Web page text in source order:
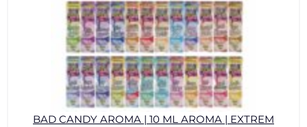
BAD CANDY AROMA | 10 ML AROMA | EXTREM